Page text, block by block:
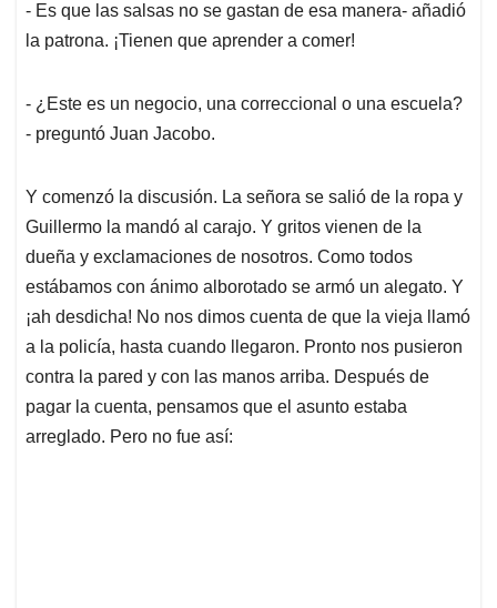
- Es que las salsas no se gastan de esa manera- añadió
la patrona. ¡Tienen que aprender a comer!
- ¿Este es un negocio, una correccional o una escuela?
- preguntó Juan Jacobo.
Y comenzó la discusión. La señora se salió de la ropa y
Guillermo la mandó al carajo. Y gritos vienen de la
dueña y exclamaciones de nosotros. Como todos
estábamos con ánimo alborotado se armó un alegato. Y
¡ah desdicha! No nos dimos cuenta de que la vieja llamó
a la policía, hasta cuando llegaron. Pronto nos pusieron
contra la pared y con las manos arriba. Después de
pagar la cuenta, pensamos que el asunto estaba
arreglado. Pero no fue así: